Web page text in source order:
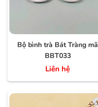
Bộ bình trà Bát Tràng mã
BBT033
Liên hệ